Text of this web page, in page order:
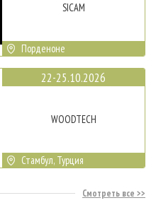
SICAM
Порденоне
22-25.10.2026
WOODTECH
Стамбул, Турция
Смотреть все